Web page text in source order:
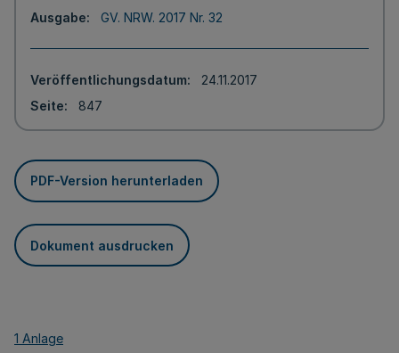
Ausgabe
GV. NRW. 2017 Nr. 32
Veröffentlichungsdatum
24.11.2017
Seite
847
PDF-Version herunterladen
Dokument ausdrucken
1 Anlage